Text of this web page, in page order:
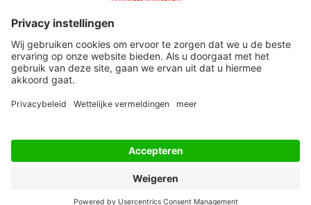
Werken bij ons
Privacy Statement
Algemene Voorwaarden